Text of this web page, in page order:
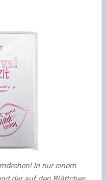
In nur einem